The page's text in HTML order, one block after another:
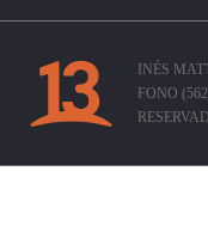
INÉS
FONO